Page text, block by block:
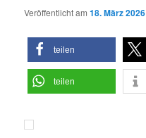
Veröffentlicht am18. März 2026
teilen
teilen